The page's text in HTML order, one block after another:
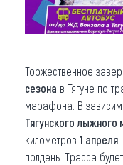
Торжественное
сезона в Тягуне по
марафона. В
Тягунского
километров 1 апреля
полдень. Трасса